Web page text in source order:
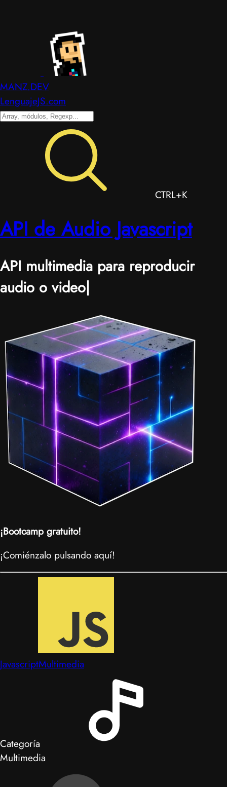
MANZ.DEV
LenguajeJS.com
CTRL+K
API de Audio Javascript
API multimedia para reproducir
audio o video
¡Bootcamp gratuito!
¡Comiénzalo pulsando aquí!
JavascriptMultimedia
Categoría
Multimedia